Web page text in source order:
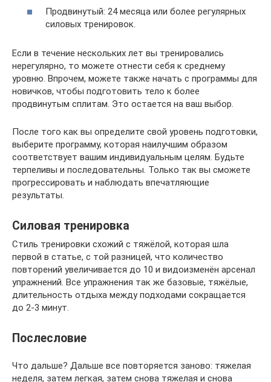
Продвинутый: 24 месяца или более регулярных
силовых тренировок.
Если в течение нескольких лет вы тренировались
нерегулярно, то можете отнести себя к среднему
уровню. Впрочем, можете также начать с программы для
новичков, чтобы подготовить тело к более
продвинутым сплитам. Это остается на ваш выбор.
После того как вы определите свой уровень подготовки,
выберите программу, которая наилучшим образом
соответствует вашим индивидуальным целям. Будьте
терпеливы и последовательны. Только так вы сможете
прогрессировать и наблюдать впечатляющие
результаты.
Силовая тренировка
Стиль тренировки схожий с тяжёлой, которая шла
первой в статье, с той разницей, что количество
повторений увеличивается до 10 и видоизменён арсенал
упражнений. Все упражнения так же базовые, тяжёлые,
длительность отдыха между подходами сокращается
до 2-3 минут.
Послесловие
Что дальше? Дальше все повторяется заново: тяжелая
неделя, затем легкая, затем снова тяжелая и снова